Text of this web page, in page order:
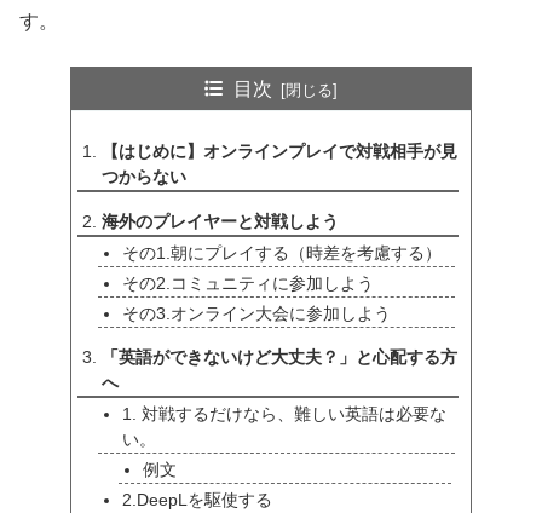
す。
目次
【はじめに】オンラインプレイで対戦相手が見
つからない
海外のプレイヤーと対戦しよう
その1.朝にプレイする（時差を考慮する）
その2.コミュニティに参加しよう
その3.オンライン大会に参加しよう
「英語ができないけど大丈夫？」と心配する方
へ
1. 対戦するだけなら、難しい英語は必要な
い。
例文
2.DeepLを駆使する